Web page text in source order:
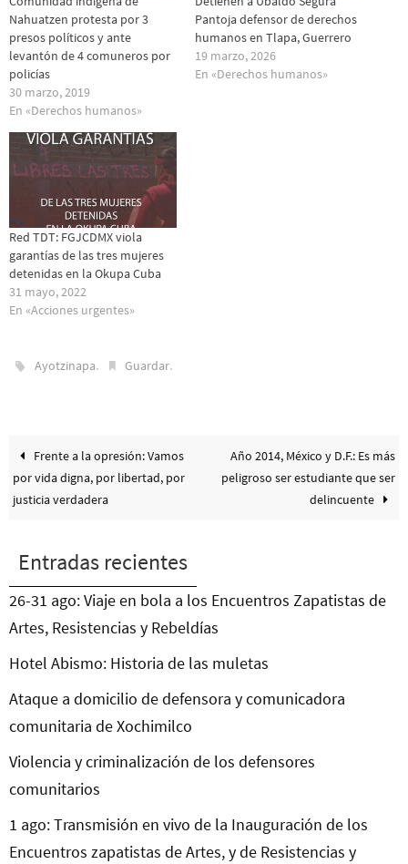
Nahuatzen protesta por 3
presos políticos y ante
levantón de 4 comuneros por
policías
30 marzo, 2019
En «Derechos humanos»
Pantoja defensor de derechos
humanos en Tlapa, Guerrero
19 marzo, 2026
En «Derechos humanos»
Red TDT: FGJCDMX viola
garantías de las tres mujeres
detenidas en la Okupa Cuba
31 mayo, 2022
En «Acciones urgentes»
Ayotzinapa. Guardar.
Frente a la opresión: Vamos
por vida digna, por libertad, por
justicia verdadera
Año 2014, México y D.F.: Es más
peligroso ser estudiante que ser
delincuente
Entradas recientes
26-31 ago: Viaje en bola a los Encuentros Zapatistas de
Artes, Resistencias y Rebeldías
Hotel Abismo: Historia de las muletas
Ataque a domicilio de defensora y comunicadora
comunitaria de Xochimilco
Violencia y criminalización de los defensores
comunitarios
1 ago: Transmisión en vivo de la Inauguración de los
Encuentros zapatistas de Artes, y de Resistencias y